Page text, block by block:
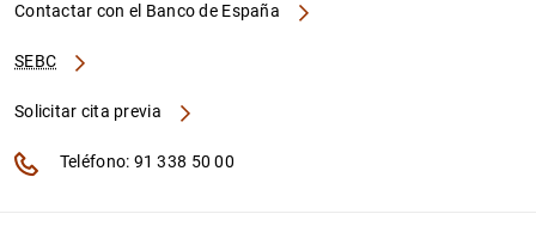
Contactar con el Banco de España
SEBC
Solicitar cita previa
Teléfono: 91 338 50 00